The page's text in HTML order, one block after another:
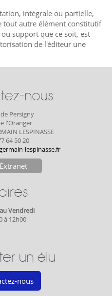
intégrale ou partielle,
tout autre élément constitutif
support que ce soit, est
de l'éditeur une
nous
Persigny
l'Oranger
LESPINASSE
64 50 20
lespinasse.fr
Vendredi
à 12h00
un élu
nous